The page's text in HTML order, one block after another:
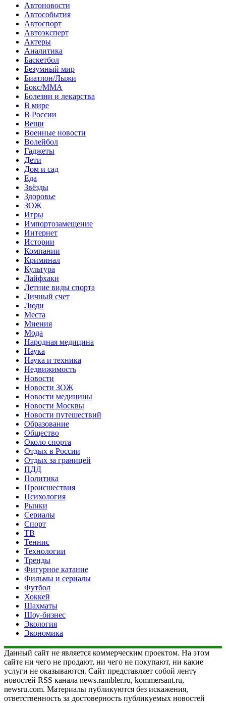
Автоновости
Автособытия
Автоспорт
Автоэксперт
Актеры
Аналитика
Баскетбол
Безумный мир
Биатлон/Лыжи
Бокс/MMA
Болезни и лекарства
В мире
В России
Вещи
Военные новости
Волейбол
Гаджеты
Дети
Дом и сад
Еда
Звёзды
Здоровье
ЗОЖ
Игры
Импортозамещение
Интернет
Истории
Компании
Криминал
Культура
Лайфхаки
Летние виды спорта
Личный счет
Люди
Места
Мнения
Мода
Народная медицина
Наука
Наука и техника
Недвижимость
Новости
Новости ЗОЖ
Новости медицины
Новости Москвы
Новости путешествий
Образование
Общество
Около спорта
Отдых в России
Отдых за границей
ПДД
Политика
Происшествия
Психология
Рынки
Сериалы
Спорт
ТВ
Теннис
Технологии
Тренды
Фигурное катание
Фильмы и сериалы
Футбол
Хоккей
Шахматы
Шоу-бизнес
Экология
Экономика
Данный сайт не является коммерческим проектом. На этом
сайте ни чего не продают, ни чего не покупают, ни какие
услуги не оказываются. Сайт представляет собой ленту
новостей RSS канала news.rambler.ru, kommersant.ru,
newsru.com. Материалы публикуются без искажения,
ответственность за достоверность публикуемых новостей